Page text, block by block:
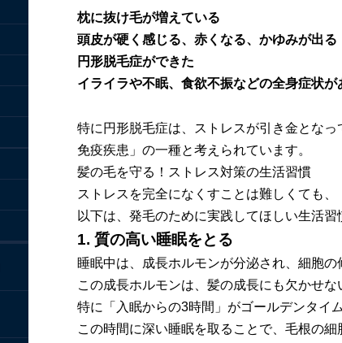
枕に抜け毛が増えている
頭皮が硬く感じる、赤くなる、かゆみが出る
円形脱毛症ができた
イライラや不眠、食欲不振などの全身症状が
特に円形脱毛症は、ストレスが引き金とな
免疫疾患」の一種と考えられています。
髪の毛を守る！ストレス対策の生活習慣
ストレスを完全になくすことは難しくても
以下は、発毛のために実践してほしい生活習
1. 質の高い睡眠をとる
睡眠中は、成長ホルモンが分泌され、細胞の
この成長ホルモンは、髪の成長にも欠かせな
特に「入眠からの3時間」がゴールデンタイム
この時間に深い睡眠を取ることで、毛根の細